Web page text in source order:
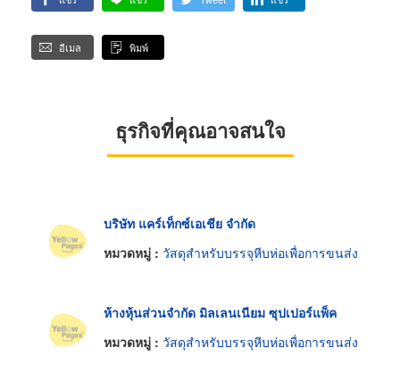
อีเมล พิมพ์
ธุรกิจที่คุณอาจสนใจ
บริษัท แคร์เท็กซ์เอเชีย จำกัด
หมวดหมู่ : วัสดุสำหรับบรรจุหีบห่อเพื่อการขนส่ง
ห้างหุ้นส่วนจำกัด มิลเลนเนียม ซุปเปอร์แพ็ค
หมวดหมู่ : วัสดุสำหรับบรรจุหีบห่อเพื่อการขนส่ง